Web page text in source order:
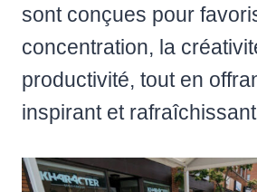
sont conçues pour
concentration, la
productivité, tout en
inspirant et